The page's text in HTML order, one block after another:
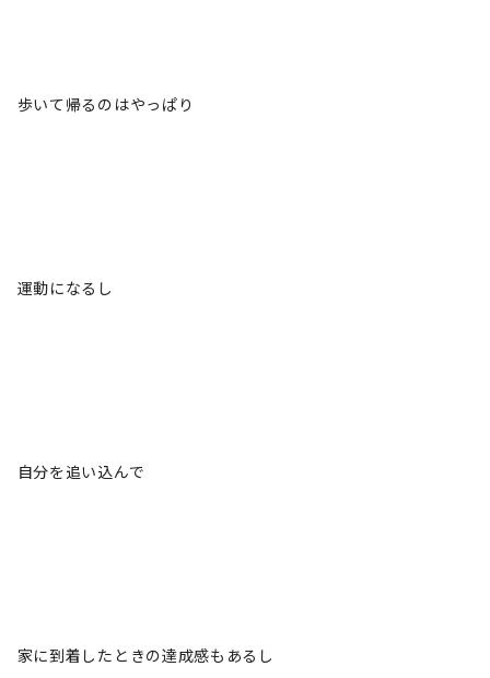
歩いて帰るのはやっぱり
運動になるし
自分を追い込んで
家に到着したときの達成感もあるし